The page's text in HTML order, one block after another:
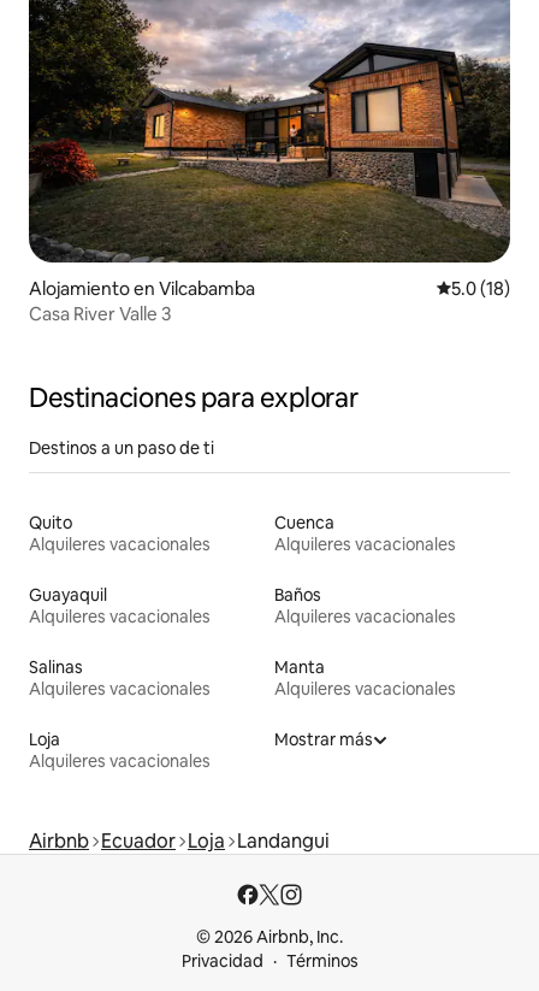
Alojamiento en Vilcabamba Calificación
5.0 (18)
Casa River Valle 3
Destinaciones para explorar
Destinos a un paso de ti
Quito
Alquileres vacacionales
Cuenca
Alquileres vacacionales
Guayaquil
Alquileres vacacionales
Baños
Alquileres vacacionales
Salinas
Alquileres vacacionales
Manta
Alquileres vacacionales
Loja
Alquileres vacacionales
Mostrar más
Airbnb Ecuador Loja Landangui
© 2026 Airbnb, Inc.
Privacidad
Términos